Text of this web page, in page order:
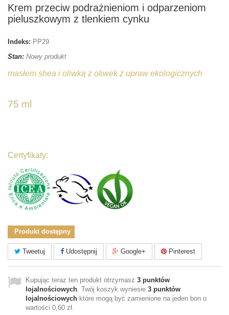
Krem przeciw podrażnieniom i odparzeniom
pieluszkowym z tlenkiem cynku
Indeks: PP29
Stan: Nowy produkt
masłem shea i oliwką z oliwek z upraw ekologicznych
75 ml
Certyfikaty:
Produkt dostępny
Tweetuj Udostępnij Google+ Pinterest
Kupując teraz ten produkt otrzymasz 3 punktów
lojalnościowych. Twój koszyk wyniesie 3 punktów
lojalnościowych które mogą być zamienione na jeden bon o
wartości 0,60 zł.